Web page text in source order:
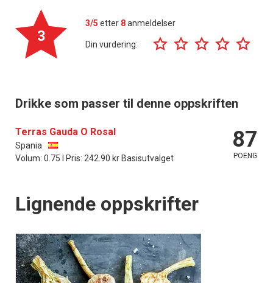
3
3/5 etter 8anmeldelser
Din vurdering:
Drikke som passer til denne oppskriften
Terras Gauda O Rosal
Spania
Volum: 0.75 l Pris: 242.90 kr Basisutvalget
87
POENG
Lignende oppskrifter